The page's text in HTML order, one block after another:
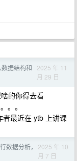
据结构和
2025 年 11
月 29 日
的你得去看
。。
最近在 ytb 上讲课
数据分析，
2025 年 10
月 7 日